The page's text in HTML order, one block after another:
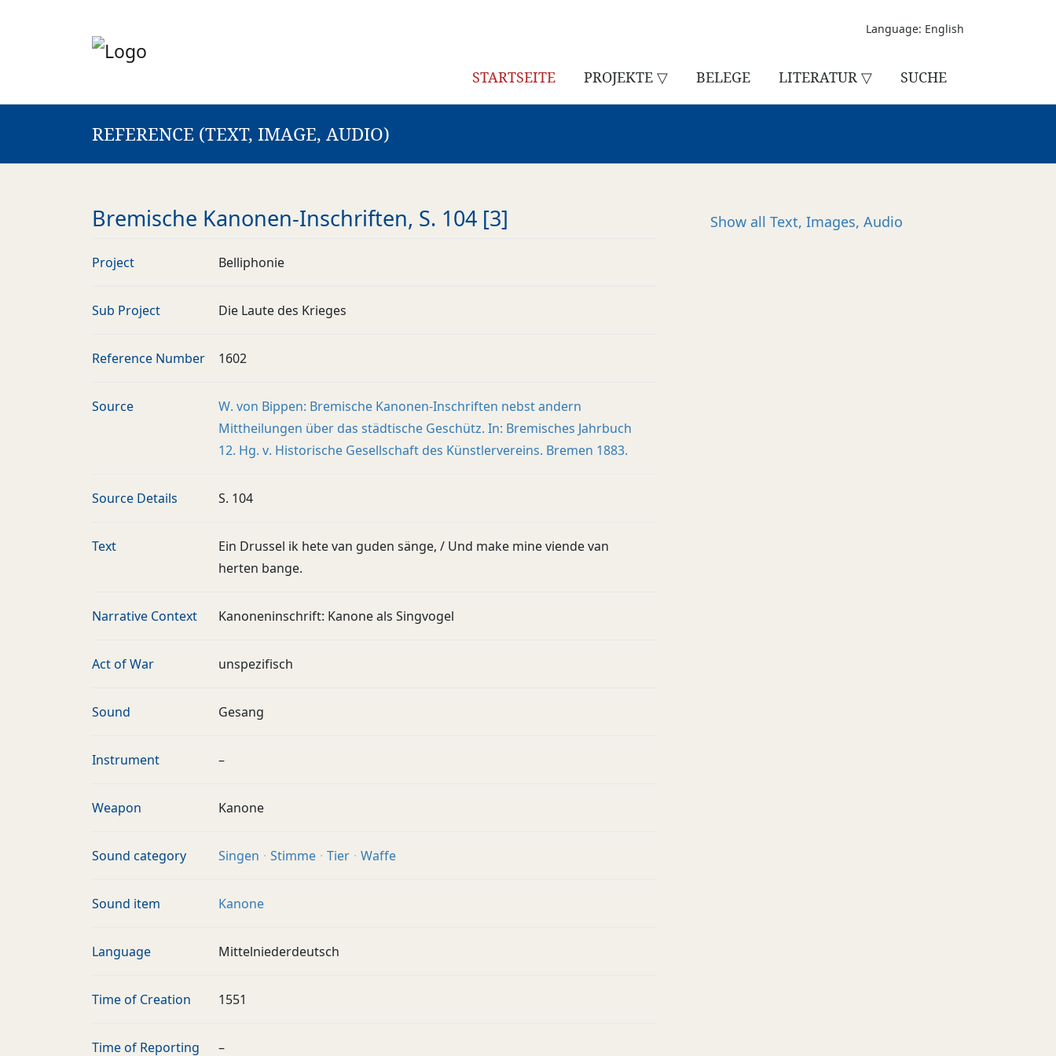
Language: English
STARTSEITE PROJEKTE ▽ BELEGE LITERATUR ▽ SUCHE
REFERENCE (TEXT, IMAGE, AUDIO)
Bremische Kanonen-Inschriften, S. 104 [3]
Project Belliphonie
Sub Project Die Laute des Krieges
Reference Number 1602
Source
W. von Bippen: Bremische Kanonen-Inschriften nebst andern
Mittheilungen über das städtische Geschütz. In: Bremisches Jahrbuch
12. Hg. v. Historische Gesellschaft des Künstlervereins. Bremen 1883.
Source Details S. 104
Text
Ein Drussel ik hete van guden sänge, / Und make mine viende van
herten bange.
Narrative Context Kanoneninschrift: Kanone als Singvogel
Act of War unspezifisch
Sound Gesang
Instrument –
Weapon Kanone
Sound category Singen Stimme Tier Waffe
Sound item Kanone
Language Mittelniederdeutsch
Time of Creation 1551
Time of Reporting –
Show all Text, Images, Audio